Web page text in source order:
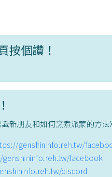
按個讚！
新朋友和如何烹煮派蒙的方法
genshininfo.reh.tw/
facebook
discord